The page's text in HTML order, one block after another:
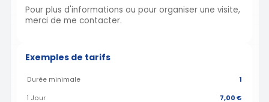
Pour plus d'informations ou pour organiser une visite,
merci de me contacter.
Exemples de tarifs
Durée minimale 1
1 Jour 7,00 €